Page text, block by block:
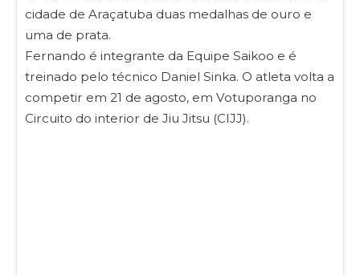
cidade de Araçatuba duas medalhas de ouro e
uma de prata.
Fernando é integrante da Equipe Saikoo e é
treinado pelo técnico Daniel Sinka. O atleta volta a
competir em 21 de agosto, em Votuporanga no
Circuito do interior de Jiu Jitsu (CIJJ).